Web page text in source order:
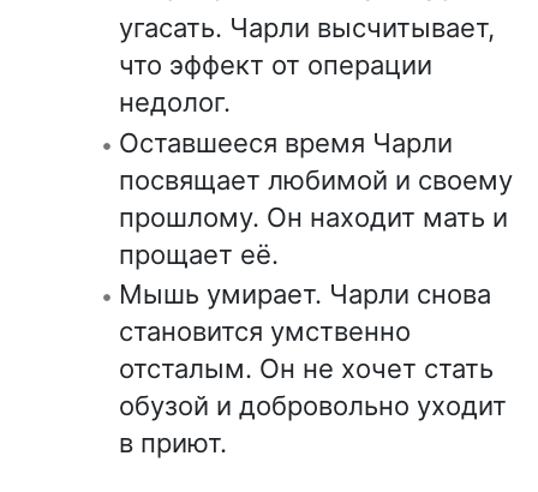
угасать. Чарли высчитывает,
что эффект от операции
недолог.
Оставшееся время Чарли
посвящает любимой и своему
прошлому. Он находит мать и
прощает её.
Мышь умирает. Чарли снова
становится умственно
отсталым. Он не хочет стать
обузой и добровольно уходит
в приют.